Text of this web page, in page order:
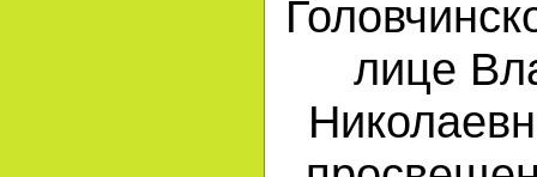
лице